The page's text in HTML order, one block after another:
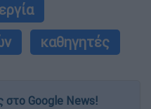
καθηγητές
στο Google News!